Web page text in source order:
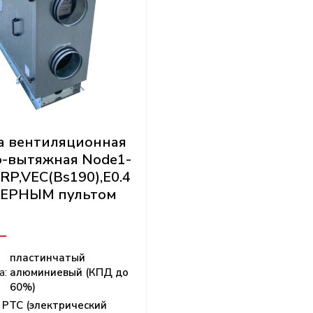
вентиляционная
вытяжная Node1-
пультом
пластинчатый
алюминиевый (КПД до
60%)
PTC (электрический